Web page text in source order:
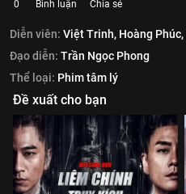
0 Bình luận Chia sẻ
Diễn viên: Việt Trinh, Hoàng Phúc,
Đạo diễn: Trần Ngọc Phong
Thể loại: Phim tâm lý
Đề xuất cho bạn